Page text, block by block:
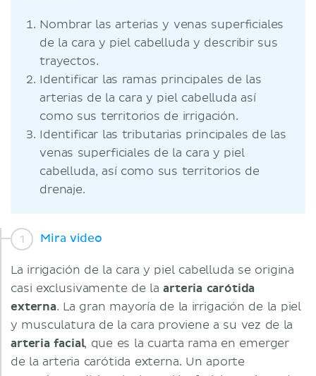
Nombrar las arterias y venas superficiales
de la cara y piel cabelluda y describir sus
trayectos.
Identificar las ramas principales de las
arterias de la cara y piel cabelluda así
como sus territorios de irrigación.
Identificar las tributarias principales de las
venas superficiales de la cara y piel
cabelluda, así como sus territorios de
drenaje.
Mira video
La irrigación de la cara y piel cabelluda se origina
casi exclusivamente de laarteria carótida
externa. La gran mayoría de la irrigación de la piel
y musculatura de la cara proviene a su vez de la
arteria facial, que es la cuarta rama en emerger
de la arteria carótida externa. Un aporte